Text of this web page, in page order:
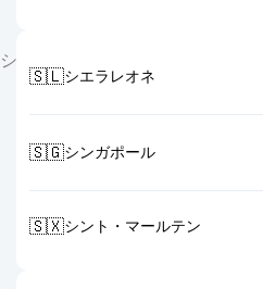
シ
🇸🇱シエラレオネ
🇸🇬シンガポール
🇸🇽シント・マールテン